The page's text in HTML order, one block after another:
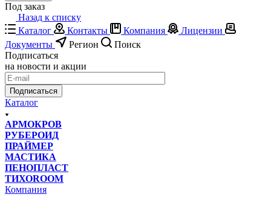
Под заказ
Назад к списку
Каталог
Контакты Компания
Лицензии
Документы
Регион
Поиск
Подписаться
на новости и акции
Подписаться
Каталог
АРМОКРОВ
РУБЕРОИД
ПРАЙМЕР
МАСТИКА
ПЕНОПЛАСТ
ТИХОROOM
Компания